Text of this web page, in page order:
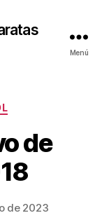
Menú
de
de 2023